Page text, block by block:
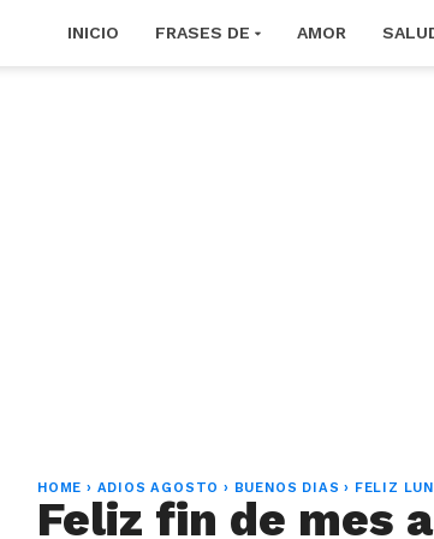
INICIO FRASES DE AMOR
HOME › ADIOS AGOSTO › BUENOS DIAS › FELIZ
Feliz fin de mes